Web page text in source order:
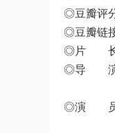
◎豆瓣评
◎豆瓣链
◎片 长
◎导 演
郭子
◎演 员
舒淇